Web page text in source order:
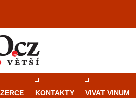
KONTAKTY VIVAT VINUM